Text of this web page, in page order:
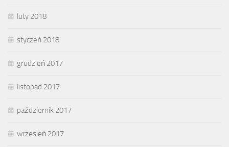
luty 2018
styczeń 2018
grudzień 2017
listopad 2017
październik 2017
wrzesień 2017